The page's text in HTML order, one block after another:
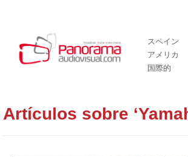
スペイン
アメリカ
国際的
Artículos sobre